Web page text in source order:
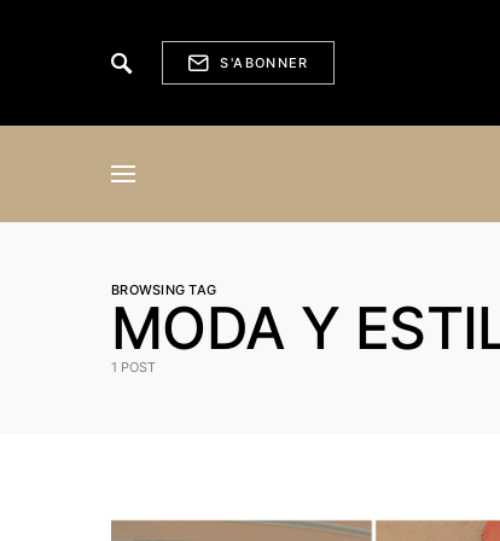
S'ABONNER
BROWSING TAG
MODA Y
1 POST